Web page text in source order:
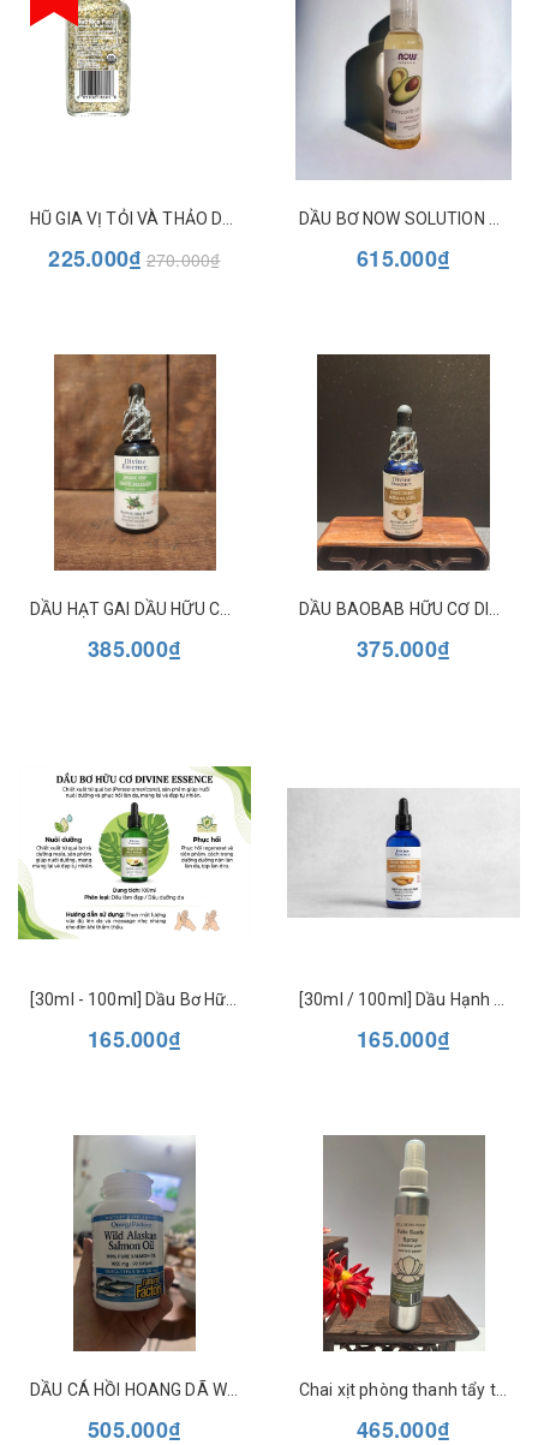
225.000₫ 270.000₫ 615.000₫
DẦU HẠT GAI DẦU HỮU CƠ DIVINE ESSENCE ORGANIC HEMP OIL
385.000₫ 375.000₫
165.000₫ 165.000₫
DẦU CÁ HỒI HOANG DÃ WILD ALASKAN SALMON OIL NATURAL FACTORS
505.000₫
Chai xịt phòng thanh tẩy tinh dầu tự nhiên Full Moon Farm
465.000₫